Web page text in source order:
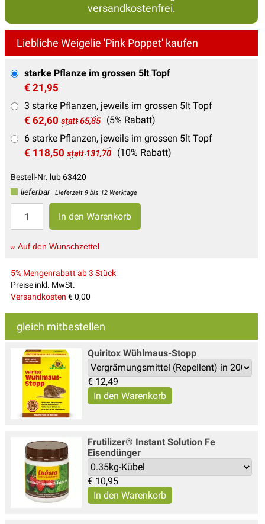
versandkostenfrei.
Liebliche Weigelie 'Pink Poppet' kaufen
starke Pflanze im grossen 5lt Topf
€ 21,95
3 starke Pflanzen, jeweils im grossen 5lt Topf
€ 62,60 statt 65,85
(5% Rabatt)
6 starke Pflanzen, jeweils im grossen 5lt Topf
€ 118,50 statt 131,70 (10% Rabatt)
Bestell-Nr. lub 63420
lieferbar
Lieferzeit 9 bis 12 Werktage
» Auf den Wunschzettel
5% Mengenrabatt ab 3 Stück
Preise inkl. MwSt.
Versandkosten € 0,00
gleich mitbestellen
Quiritox Wühlmaus-Stopp
€ 12,49
Frutilizer® Instant Solution Fe
Eisendünger
€ 10,95